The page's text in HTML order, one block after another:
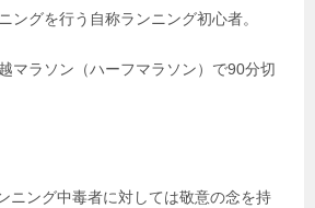
ングを行う自称ランニング初心者。
マラソン（ハーフマラソン）で90分切
ニング中毒者に対しては敬意の念を持